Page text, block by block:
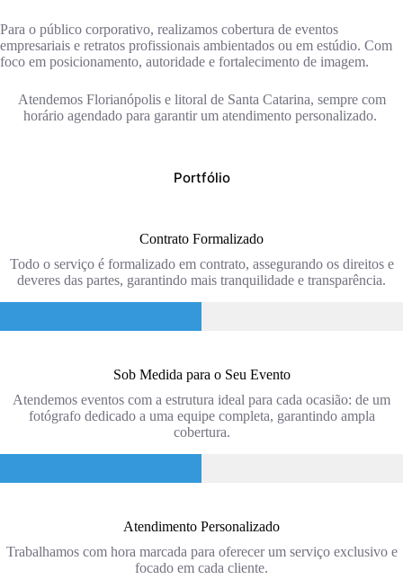
Para o público corporativo, realizamos cobertura de eventos
empresariais e retratos profissionais ambientados ou em estúdio. Com
foco em posicionamento, autoridade e fortalecimento de imagem.
Atendemos Florianópolis e litoral de Santa Catarina, sempre com
horário agendado para garantir um atendimento personalizado.
Portfólio
Contrato Formalizado
Todo o serviço é formalizado em contrato, assegurando os direitos e
deveres das partes, garantindo mais tranquilidade e transparência.
Sob Medida para o Seu Evento
Atendemos eventos com a estrutura ideal para cada ocasião: de um
fotógrafo dedicado a uma equipe completa, garantindo ampla
cobertura.
Atendimento Personalizado
Trabalhamos com hora marcada para oferecer um serviço exclusivo e
focado em cada cliente.